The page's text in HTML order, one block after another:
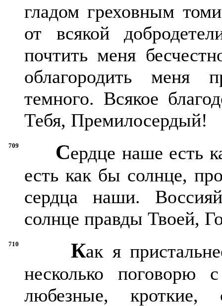
гладом греховным
от всякой
почтить меня
облагородить меня
темного. Всякое
Тебя, Премилосердый!
709 Сердце наше есть
есть как бы солнце,
сердца наши.
солнце правды Твоей,
710 Как я
несколько
любезные, кроткие,